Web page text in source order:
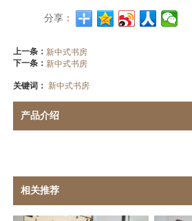
分享：
上一条： 新中式书房
下一条： 新中式书房
关键词： 新中式书房
产品介绍
相关推荐